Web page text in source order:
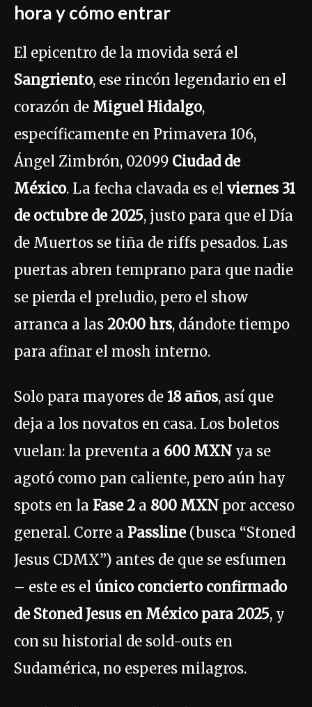
hora y cómo entrar
El epicentro de la movida será el
Sangriento, ese rincón legendario en el
corazón de Miguel Hidalgo,
específicamente en Primavera 106,
Ángel Zimbrón, 02099 Ciudad de
México. La fecha clavada es el viernes 31
de octubre de 2025, justo para que el Día
de Muertos se tiña de riffs pesados. Las
puertas abren temprano para que nadie
se pierda el preludio, pero el show
arranca a las 20:00 hrs, dándote tiempo
para afinar el mosh interno.
Solo para mayores de 18 años, así que
deja a los novatos en casa. Los boletos
vuelan: la preventa a 600 MXN ya se
agotó como pan caliente, pero aún hay
spots en la Fase 2 a 800 MXN por acceso
general. Corre a Passline(busca “Stoned
Jesus CDMX”) antes de que se esfumen
– este es el único concierto confirmado
de Stoned Jesus en México para 2025, y
con su historial de sold-outs en
Sudamérica, no esperes milagros.